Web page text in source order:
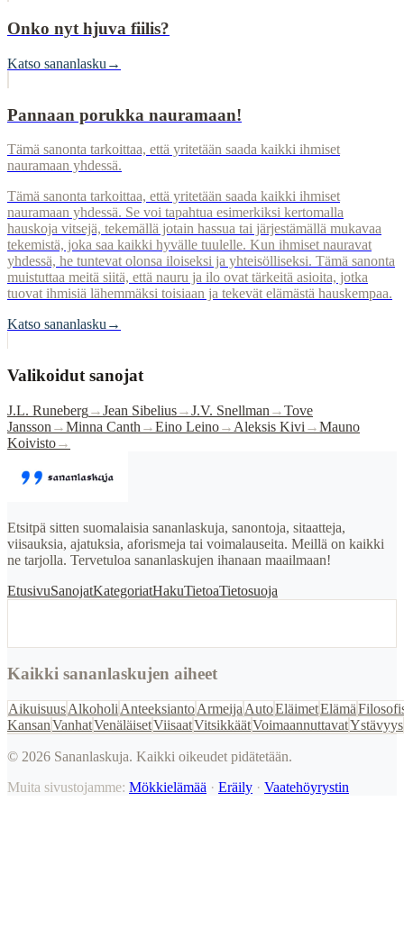
Onko nyt hjuva fiilis?
Katso sananlasku →
Pannaan porukka nauramaan!
Tämä sanonta tarkoittaa, että yritetään saada kaikki ihmiset
nauramaan yhdessä.
Tämä sanonta tarkoittaa, että yritetään saada kaikki ihmiset
nauramaan yhdessä. Se voi tapahtua esimerkiksi kertomalla
hauskoja vitsejä, tekemällä jotain hassua tai järjestämällä mukavaa
tekemistä, joka saa kaikki hyvälle tuulelle. Kun ihmiset nauravat
yhdessä, he tuntevat olonsa iloiseksi ja yhteisölliseksi. Tämä sanonta
muistuttaa meitä siitä, että nauru ja ilo ovat tärkeitä asioita, jotka
tuovat ihmisiä lähemmäksi toisiaan ja tekevät elämästä hauskempaa.
Katso sananlasku →
Valikoidut sanojat
J.L. Runeberg→Jean Sibelius→J.V. Snellman →Tove
Jansson →Minna Canth →Eino Leino→ Aleksis Kivi →Mauno
Koivisto→
Etsitpä sitten suomalaisia sananlaskuja, sanontoja, sitaatteja,
viisauksia, ajatuksia, aforismeja tai voimalauseita. Meillä on kaikki
ne tarjolla. Tervetuloa sananlaskujen ihanaan maailmaan!
EtusivuSanojatKategoriatHakuTietoaTietosuoja
Kaikki sananlaskujen aiheet
AikuisuusAlkoholi AnteeksiantoArmeija AutoEläimetElämä
KansanVanhatVenäläisetViisaatVitsikkäätVoimaannuttavatYstävyys
© 2026 Sananlaskuja. Kaikki oikeudet pidätetään.
Muita sivustojamme: Mökkielämää · Eräily · Vaatehöyrystin